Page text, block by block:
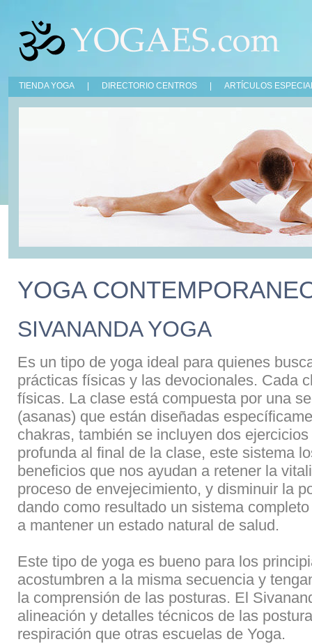
TIENDA YOGA DIRECTORIO CENTROS ARTÍCULOS
YOGA
SIVANANDA YOGA
Es un tipo de yoga ideal para quienes
prácticas físicas y las devocionales. Cada
físicas. La clase está compuesta por una
(asanas) que están diseñadas
chakras, también se incluyen dos
profunda al final de la clase, este sistema
beneficios que nos ayudan a retener la
proceso de envejecimiento, y disminuir la
dando como resultado un sistema
a mantener un estado natural de salud.
Este tipo de yoga es bueno para los
acostumbren a la misma secuencia y
la comprensión de las posturas. El
alineación y detalles técnicos de las
respiración que otras escuelas de Yoga.